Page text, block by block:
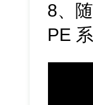
8、
PE